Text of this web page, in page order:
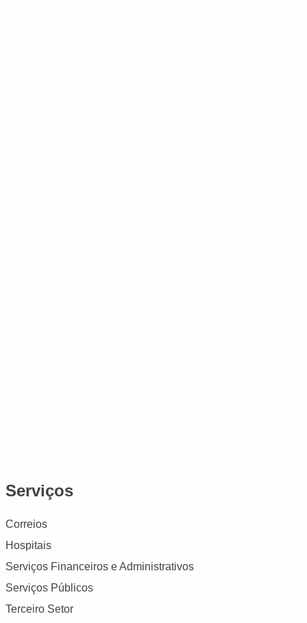
Serviços
Correios
Hospitais
Serviços Financeiros e Administrativos
Serviços Públicos
Terceiro Setor